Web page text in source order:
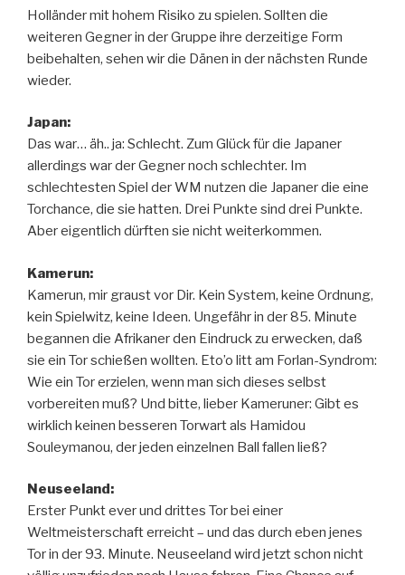
Holländer mit hohem Risiko zu spielen. Sollten die
weiteren Gegner in der Gruppe ihre derzeitige Form
beibehalten, sehen wir die Dänen in der nächsten Runde
wieder.
Japan:
Das war… äh.. ja: Schlecht. Zum Glück für die Japaner
allerdings war der Gegner noch schlechter. Im
schlechtesten Spiel der WM nutzen die Japaner die eine
Torchance, die sie hatten. Drei Punkte sind drei Punkte.
Aber eigentlich dürften sie nicht weiterkommen.
Kamerun:
Kamerun, mir graust vor Dir. Kein System, keine Ordnung,
kein Spielwitz, keine Ideen. Ungefähr in der 85. Minute
begannen die Afrikaner den Eindruck zu erwecken, daß
sie ein Tor schießen wollten. Eto’o litt am Forlan-Syndrom:
Wie ein Tor erzielen, wenn man sich dieses selbst
vorbereiten muß? Und bitte, lieber Kameruner: Gibt es
wirklich keinen besseren Torwart als Hamidou
Souleymanou, der jeden einzelnen Ball fallen ließ?
Neuseeland:
Erster Punkt ever und drittes Tor bei einer
Weltmeisterschaft erreicht – und das durch eben jenes
Tor in der 93. Minute. Neuseeland wird jetzt schon nicht